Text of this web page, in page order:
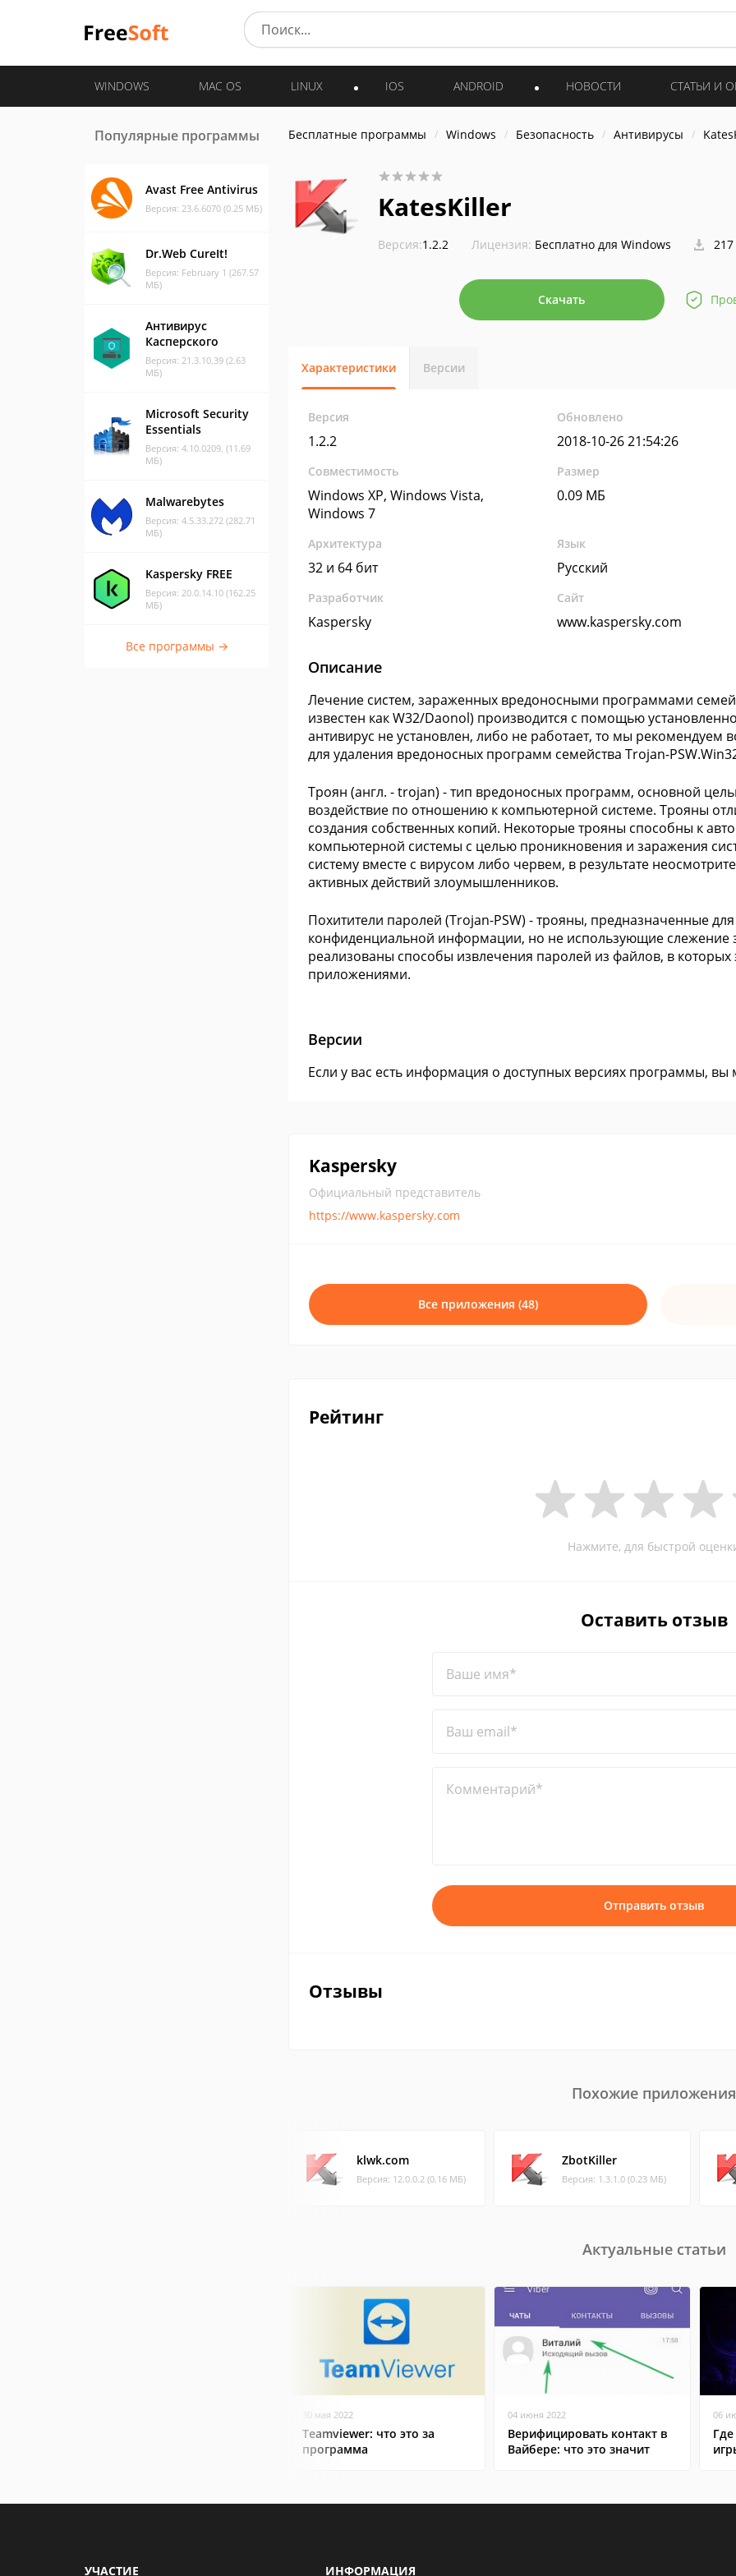
WINDOWS MAC OS LINUX IOS ANDROID НОВОСТИ СТАТЬИ И
Популярные программы
Avast Free Antivirus
Версия: 23.6.6070 (0.25 МБ)
Dr.Web CureIt!
Версия: February 1 (267.57
МБ)
Антивирус
Касперского
Версия: 21.3.10.39 (2.63
МБ)
Microsoft Security
Essentials
Версия: 4.10.0209. (11.69
МБ)
Malwarebytes
Версия: 4.5.33.272 (282.71
МБ)
Kaspersky FREE
Версия: 20.0.14.10 (162.25
МБ)
Все программы →
Бесплатные программы Windows Безопасность Антивирусы
KatesKiller
Версия:1.2.2 Лицензия: Бесплатно для Windows
Скачать
Характеристики Версии
Версия
1.2.2
Обновлено
2018-10-26 21:54:26
Совместимость
Windows XP, Windows Vista,
Windows 7
Размер
0.09 МБ
Архитектура
32 и 64 бит
Язык
Русский
Разработчик
Kaspersky
Сайт
www.kaspersky.com
Описание
Лечение систем, зараженных вредоносными программами
известен как W32/Daonol) производится с помощью
антивирус не установлен, либо не работает, то мы рекомендуем
для удаления вредоносных программ семейства Trojan-
Троян (англ. - trojan) - тип вредоносных программ, основной
воздействие по отношению к компьютерной системе. Трояны
создания собственных копий. Некоторые трояны способны к
компьютерной системы с целью проникновения и заражения
систему вместе с вирусом либо червем, в результате
активных действий злоумышленников.
Похитители паролей (Trojan-PSW) - трояны, предназначенные
конфиденциальной информации, но не использующие слежение
реализованы способы извлечения паролей из файлов, в
приложениями.
Версии
Если у вас есть информация о доступных версиях программы,
Kaspersky
Официальный представитель
https://www.kaspersky.com
Все приложения (48)
Рейтинг
Нажмите, для быстрой
Оставить отзыв
Ваше имя*
Ваш email*
Комментарий*
Отправить отзыв
Отзывы
Похожие приложения
klwk.com
Версия: 12.0.0.2 (0.16 МБ)
ZbotKiller
Версия: 1.3.1.0 (0.23 МБ)
Актуальные статьи
30 мая 2022
Teamviewer: что это за
программа
04 июня 2022
Верифицировать контакт в
Вайбере: что это значит
06
УЧАСТИЕ ИНФОРМАЦИЯ